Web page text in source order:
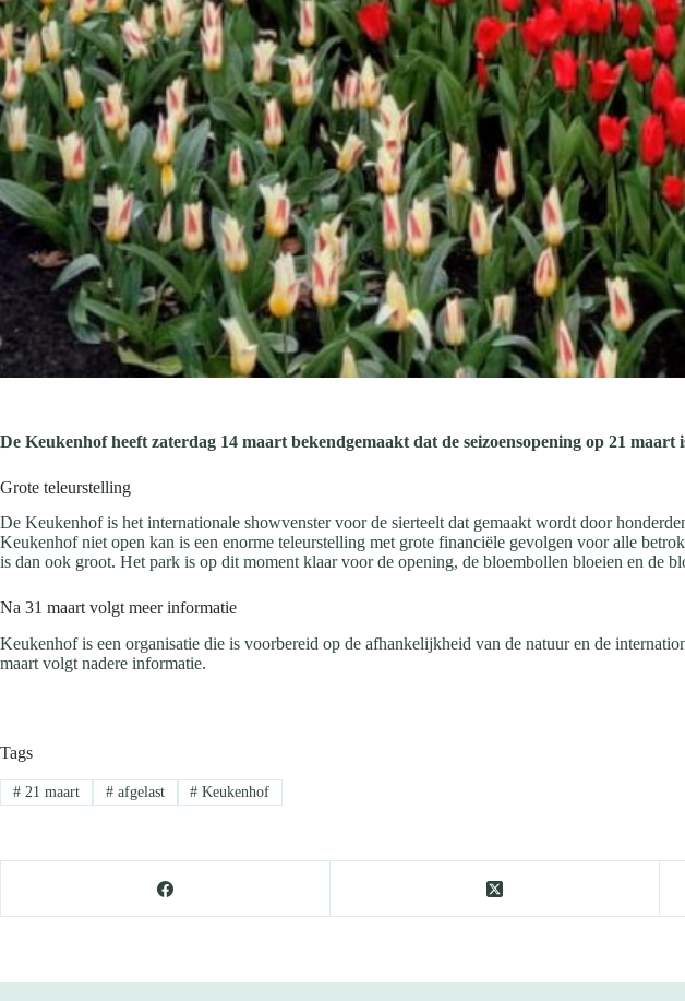
De Keukenhof heeft zaterdag 14 maart bekendgemaakt dat de seizoensopening op 21
Grote teleurstelling
De Keukenhof is het internationale showvenster voor de sierteelt dat gemaakt wordt door
Keukenhof niet open kan is een enorme teleurstelling met grote financiële gevolgen voor alle
is dan ook groot. Het park is op dit moment klaar voor de opening, de bloembollen bloeien en de
Na 31 maart volgt meer informatie
Keukenhof is een organisatie die is voorbereid op de afhankelijkheid van de natuur en de
maart volgt nadere informatie.
Tags
#21 maart #afgelast # Keukenhof